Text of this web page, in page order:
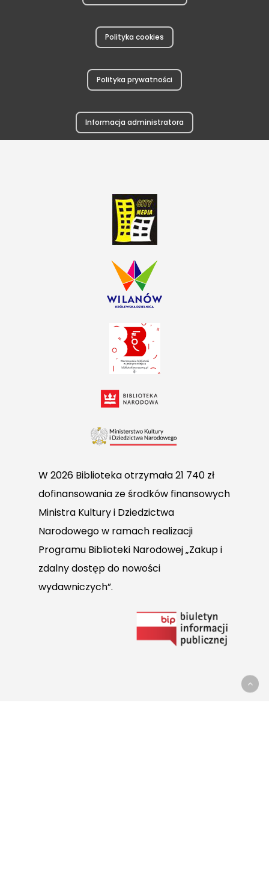
Polityka cookies
Polityka prywatności
Informacja administratora
W 2026 Biblioteka otrzymała 21 740 zł
dofinansowania ze środków finansowych
Ministra Kultury i Dziedzictwa
Narodowego w ramach realizacji
Programu Biblioteki Narodowej „Zakup i
zdalny dostęp do nowości
wydawniczych”.
do